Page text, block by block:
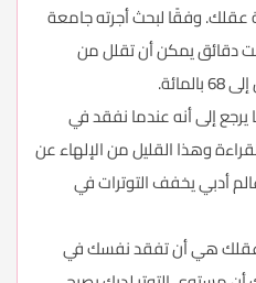
عقلك. وفقًا لبحث أجرته جامعة
دقائق يمكن أن تقلل من
إلى أنه عندما نفقد في
وهذا القليل من الإلهاء عن
أدبي يخفف التوترات في
عقلك هي أن تفقد نفسك في